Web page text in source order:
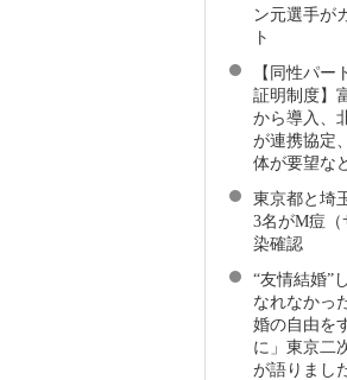
ン元選手が
ト
【同性パー
証明制度】
から導入、
が連携協定
体が要望な
東京都と埼
3名がM痘（
染確認
“友情結婚”
なれなかっ
婚の自由を
に」東京二
が語りまし